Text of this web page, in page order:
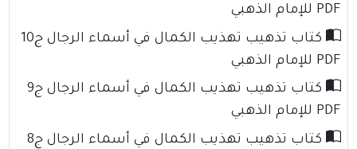
PDF للإمام الذهبي
كتاب تذهيب تهذيب الكمال في أسماء الرجال ج10
PDF للإمام الذهبي
كتاب تذهيب تهذيب الكمال في أسماء الرجال ج9
PDF للإمام الذهبي
كتاب تذهيب تهذيب الكمال في أسماء الرجال ج8